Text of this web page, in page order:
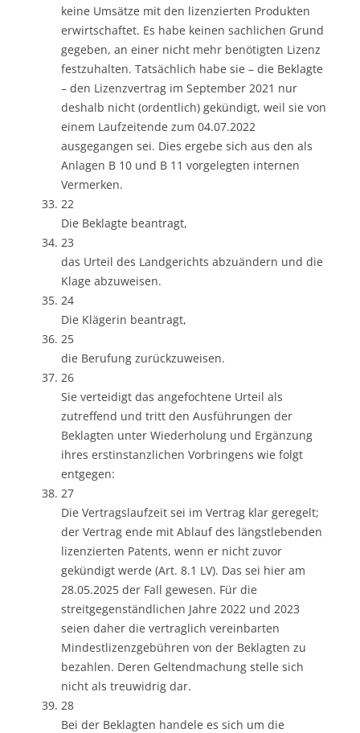
keine Umsätze mit den lizenzierten Produkten
erwirtschaftet. Es habe keinen sachlichen Grund
gegeben, an einer nicht mehr benötigten Lizenz
festzuhalten. Tatsächlich habe sie – die Beklagte
– den Lizenzvertrag im September 2021 nur
deshalb nicht (ordentlich) gekündigt, weil sie von
einem Laufzeitende zum 04.07.2022
ausgegangen sei. Dies ergebe sich aus den als
Anlagen B 10 und B 11 vorgelegten internen
Vermerken.
22
Die Beklagte beantragt,
23
das Urteil des Landgerichts abzuändern und die
Klage abzuweisen.
24
Die Klägerin beantragt,
25
die Berufung zurückzuweisen.
26
Sie verteidigt das angefochtene Urteil als
zutreffend und tritt den Ausführungen der
Beklagten unter Wiederholung und Ergänzung
ihres erstinstanzlichen Vorbringens wie folgt
entgegen:
27
Die Vertragslaufzeit sei im Vertrag klar geregelt;
der Vertrag ende mit Ablauf des längstlebenden
lizenzierten Patents, wenn er nicht zuvor
gekündigt werde (Art. 8.1 LV). Das sei hier am
28.05.2025 der Fall gewesen. Für die
streitgegenständlichen Jahre 2022 und 2023
seien daher die vertraglich vereinbarten
Mindestlizenzgebühren von der Beklagten zu
bezahlen. Deren Geltendmachung stelle sich
nicht als treuwidrig dar.
28
Bei der Beklagten handele es sich um die